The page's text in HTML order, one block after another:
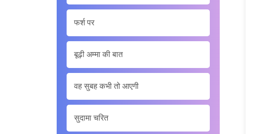
फर्श पर
बूढ़ी अम्मा की बात
वह सुबह कभी तो आएगी
सुदामा चरित